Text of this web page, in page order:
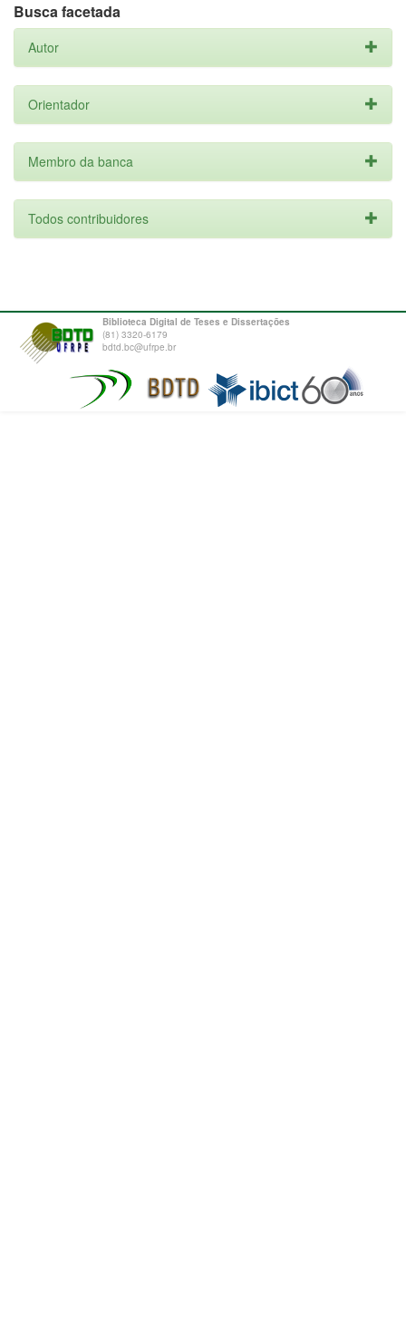
Busca facetada
Autor
Orientador
Membro da banca
Todos contribuidores
Biblioteca Digital de Teses e Dissertações
(81) 3320-6179
bdtd.bc@ufrpe.br